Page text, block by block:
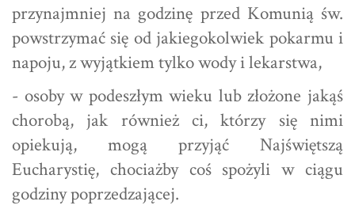
przynajmniej na godzinę przed Komunią św.
powstrzymać się od jakiegokolwiek pokarmu i
napoju, z wyjątkiem tylko wody i lekarstwa,
- osoby w podeszłym wieku lub złożone jakąś
chorobą, jak również ci, którzy się nimi
opiekują, mogą przyjąć Najświętszą
Eucharystię, chociażby coś spożyli w ciągu
godziny poprzedzającej.